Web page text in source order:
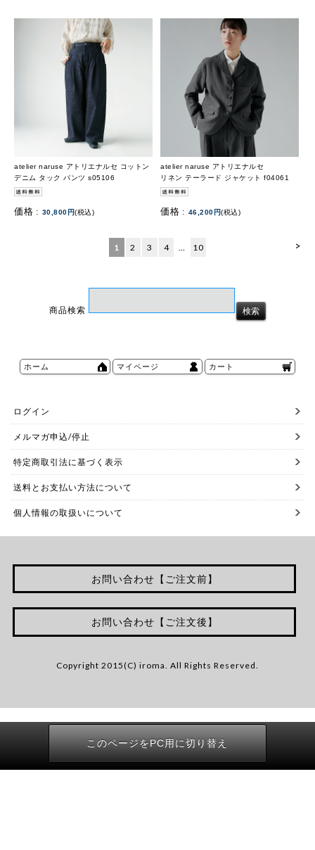
atelier naruse アトリエナルセ コットン
デニム タック パンツ s05106
価格 : 30,800円(税込)
atelier naruse アトリエナルセ
リネン テーラード ジャケット f04061
価格 : 46,200円(税込)
>
1 2 3 4 … 10
商品検索
ホーム マイページ カート
ログイン
メルマガ申込/停止
特定商取引法に基づく表示
送料とお支払い方法について
個人情報の取扱いについて
お問い合わせ【ご注文前】
お問い合わせ【ご注文後】
Copyright 2015(C) iroma. All Rights Reserved.
このページをPC用に切り替え